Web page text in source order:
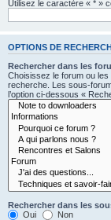
Utilisez le caractère « * »
OPTIONS DE
Rechercher dans les
Choisissez le forum ou
recherche. Les sous-
l’option ci-dessous «
Rechercher dans les
Oui
Non